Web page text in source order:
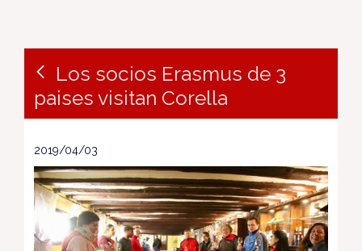
Los socios Erasmus de 3
paises visitan Corella
2019/04/03